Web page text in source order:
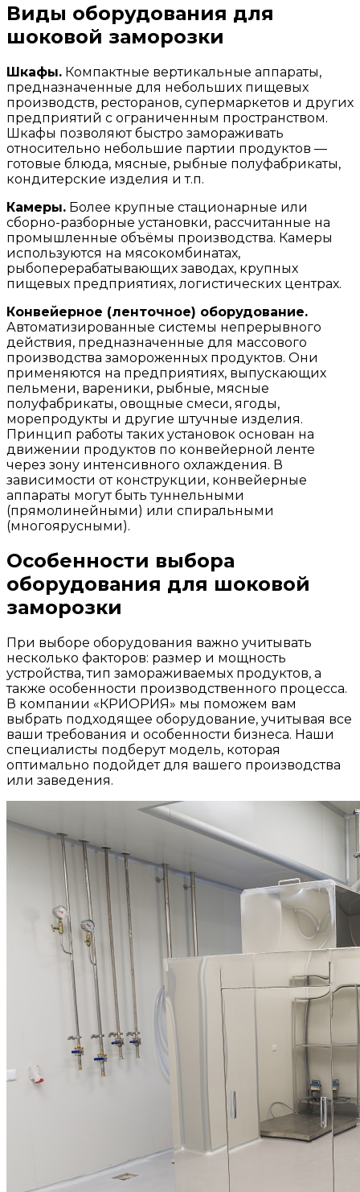
Виды оборудования для
шоковой заморозки
Шкафы. Компактные вертикальные аппараты,
предназначенные для небольших пищевых
производств, ресторанов, супермаркетов и других
предприятий с ограниченным пространством.
Шкафы позволяют быстро замораживать
относительно небольшие партии продуктов —
готовые блюда, мясные, рыбные полуфабрикаты,
кондитерские изделия и т.п.
Камеры. Более крупные стационарные или
сборно-разборные установки, рассчитанные на
промышленные объёмы производства. Камеры
используются на мясокомбинатах,
рыбоперерабатывающих заводах, крупных
пищевых предприятиях, логистических центрах.
Конвейерное (ленточное) оборудование.
Автоматизированные системы непрерывного
действия, предназначенные для массового
производства замороженных продуктов. Они
применяются на предприятиях, выпускающих
пельмени, вареники, рыбные, мясные
полуфабрикаты, овощные смеси, ягоды,
морепродукты и другие штучные изделия.
Принцип работы таких установок основан на
движении продуктов по конвейерной ленте
через зону интенсивного охлаждения. В
зависимости от конструкции, конвейерные
аппараты могут быть туннельными
(прямолинейными) или спиральными
(многоярусными).
Особенности выбора
оборудования для шоковой
заморозки
При выборе оборудования важно учитывать
несколько факторов: размер и мощность
устройства, тип замораживаемых продуктов, а
также особенности производственного процесса.
В компании «КРИОРИЯ» мы поможем вам
выбрать подходящее оборудование, учитывая все
ваши требования и особенности бизнеса. Наши
специалисты подберут модель, которая
оптимально подойдет для вашего производства
или заведения.